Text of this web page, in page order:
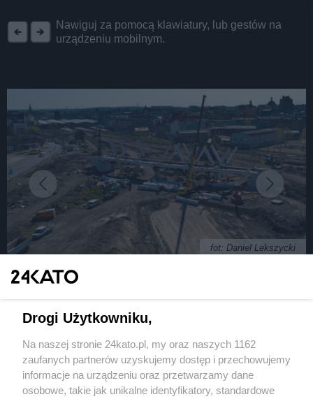
Nawiguj za pomocą klawiatury, lub gestów na
urządzeniu mobilnym.
fot: Daniel Lekszycki
Konstrukcje już powstają niedaleko dworca PKP.
Wydawca mediów lokalnych
Drogi Użytkowniku,
Na naszej stronie 24kato.pl, my oraz naszych 1162
zaufanych partnerów uzyskujemy dostęp i przechowujemy
informacje na urządzeniu oraz przetwarzamy dane
osobowe, takie jak unikalne identyfikatory, standardowe